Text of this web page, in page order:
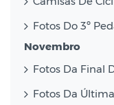
Fotos Do 3º
Novembro
Fotos Da Final
Fotos Da